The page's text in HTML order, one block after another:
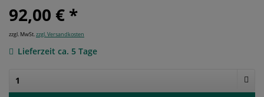
92,00 € *
zzgl. MwSt.zzgl. Versandkosten
Lieferzeit ca. 5 Tage
1